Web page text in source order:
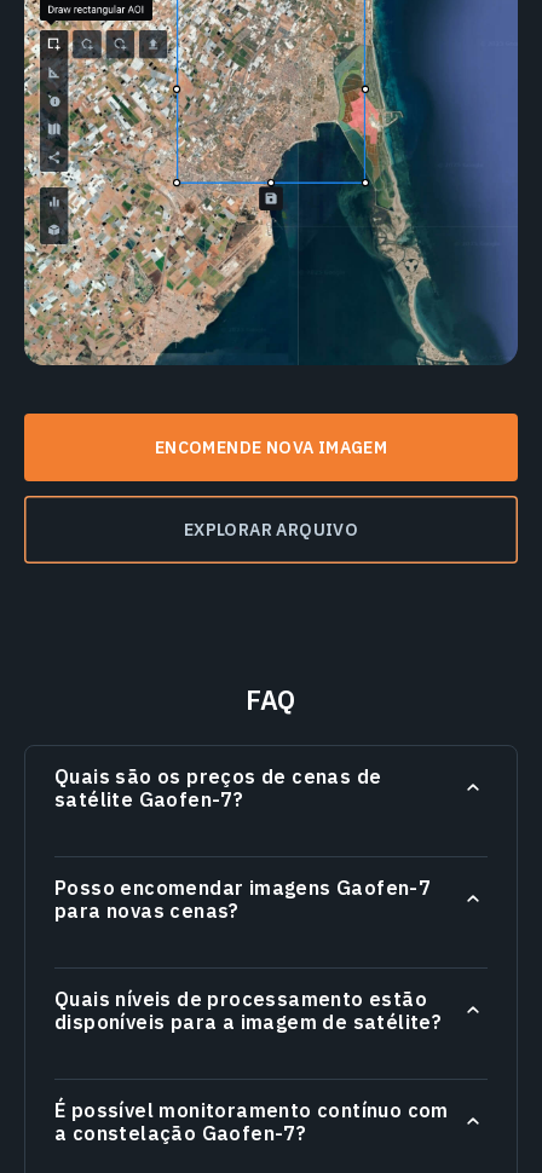
ENCOMENDE NOVA IMAGEM
EXPLORAR ARQUIVO
FAQ
Quais são os preços de cenas de
satélite Gaofen-7?
Posso encomendar imagens Gaofen-7
para novas cenas?
Quais níveis de processamento estão
disponíveis para a imagem de satélite?
É possível monitoramento contínuo com
a constelação Gaofen-7?